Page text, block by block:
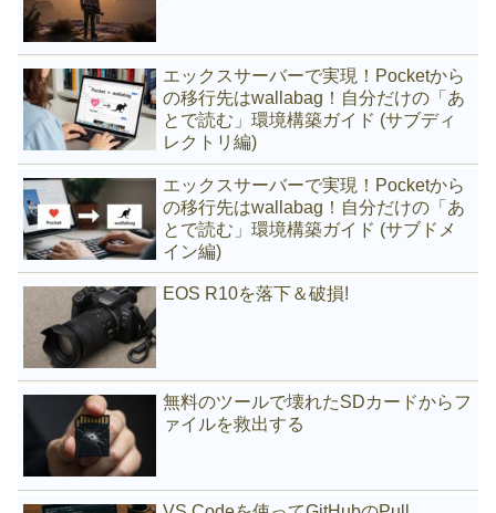
エックスサーバーで実現！Pocketから
の移行先はwallabag！自分だけの「あ
とで読む」環境構築ガイド (サブディ
レクトリ編)
エックスサーバーで実現！Pocketから
の移行先はwallabag！自分だけの「あ
とで読む」環境構築ガイド (サブドメ
イン編)
EOS R10を落下＆破損!
無料のツールで壊れたSDカードからフ
ァイルを救出する